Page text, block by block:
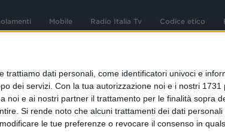
dati personali, come identificatori univoci e
dei servizi. Con la tua autorizzazione noi e i nostri
e ai nostri partner il trattamento per le finalità sopra
Si rende noto che alcuni trattamenti dei dati
le tue preferenze o revocare il consenso in
Mobile Radio Italia Tv Codice etico
02 25444220
Sede Legale: Via Savona 97, 20144 Milano